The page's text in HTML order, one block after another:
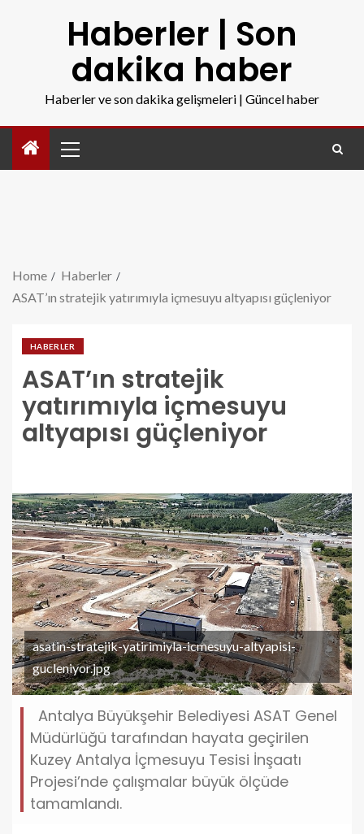
Haberler | Son
dakika haber
Haberler ve son dakika gelişmeleri | Güncel haber
Home
Haberler
ASAT’ın stratejik yatırımıyla içmesuyu altyapısı güçleniyor
HABERLER
ASAT’ın stratejik
yatırımıyla içmesuyu
altyapısı güçleniyor
asatin-stratejik-yatirimiyla-icmesuyu-altyapisi-
gucleniyor.jpg
Antalya Büyükşehir Belediyesi ASAT Genel
Müdürlüğü tarafından hayata geçirilen
Kuzey Antalya İçmesuyu Tesisi İnşaatı
Projesi’nde çalışmalar büyük ölçüde
tamamlandı.